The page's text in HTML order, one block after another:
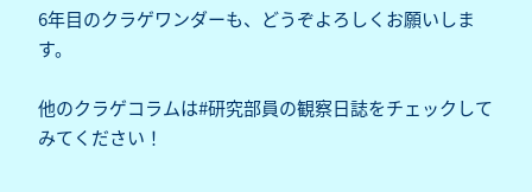
6年目のクラゲワンダーも、どうぞよろしくお願いしま
す。
他のクラゲコラムは#研究部員の観察日誌をチェックして
みてください！